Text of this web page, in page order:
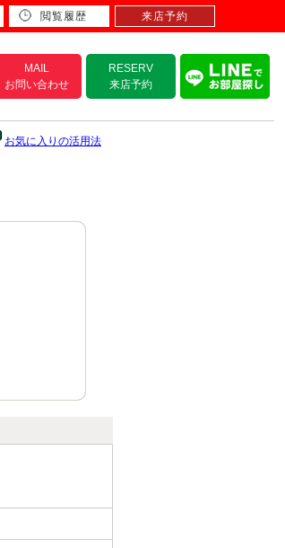
MAIL
お問い合わせ
RESERV
来店予約
お気に入りの活用法
閲覧履歴 来店予約